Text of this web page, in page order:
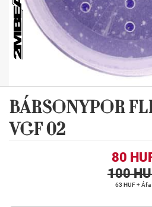
BÁRSONYPOR
VGF 02
80
100
63 HUF + Áfa